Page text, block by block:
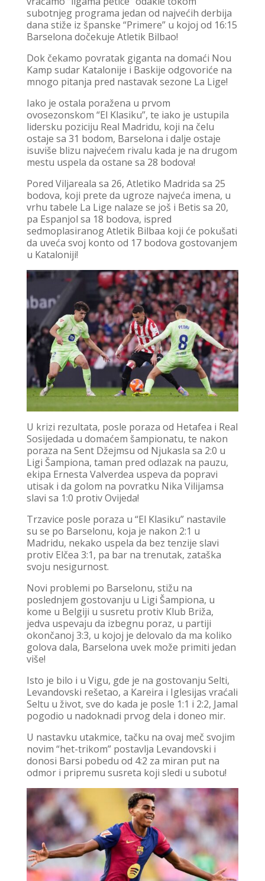
subotnjeg programa jedan od najvećih derbija
dana stiže iz španske “Primere” u kojoj od 16:15
Barselona dočekuje Atletik Bilbao!
Dok čekamo povratak giganta na domaći Nou
Kamp sudar Katalonije i Baskije odgovoriće na
mnogo pitanja pred nastavak sezone La Lige!
Iako je ostala poražena u prvom
ovosezonskom “El Klasiku”, te iako je ustupila
lidersku poziciju Real Madridu, koji na čelu
ostaje sa 31 bodom, Barselona i dalje ostaje
isuviše blizu najvećem rivalu kada je na drugom
mestu uspela da ostane sa 28 bodova!
Pored Viljareala sa 26, Atletiko Madrida sa 25
bodova, koji prete da ugroze najveća imena, u
vrhu tabele La Lige nalaze se još i Betis sa 20,
pa Espanjol sa 18 bodova, ispred
sedmoplasiranog Atletik Bilbaa koji će pokušati
da uveća svoj konto od 17 bodova gostovanjem
u Kataloniji!
U krizi rezultata, posle poraza od Hetafea i Real
Sosijedada u domaćem šampionatu, te nakon
poraza na Sent Džejmsu od Njukasla sa 2:0 u
Ligi Šampiona, taman pred odlazak na pauzu,
ekipa Ernesta Valverdea uspeva da popravi
utisak i da golom na povratku Nika Vilijamsa
slavi sa 1:0 protiv Ovijeda!
Trzavice posle poraza u “El Klasiku” nastavile
su se po Barselonu, koja je nakon 2:1 u
Madridu, nekako uspela da bez tenzije slavi
protiv Elčea 3:1, pa bar na trenutak, zataška
svoju nesigurnost.
Novi problemi po Barselonu, stižu na
poslednjem gostovanju u Ligi Šampiona, u
kome u Belgiji u susretu protiv Klub Briža,
jedva uspevaju da izbegnu poraz, u partiji
okončanoj 3:3, u kojoj je delovalo da ma koliko
golova dala, Barselona uvek može primiti jedan
više!
Isto je bilo i u Vigu, gde je na gostovanju Selti,
Levandovski rešetao, a Kareira i Iglesijas vraćali
Seltu u život, sve do kada je posle 1:1 i 2:2, Jamal
pogodio u nadoknadi prvog dela i doneo mir.
U nastavku utakmice, tačku na ovaj meč svojim
novim “het-trikom” postavlja Levandovski i
donosi Barsi pobedu od 4:2 za miran put na
odmor i pripremu susreta koji sledi u subotu!